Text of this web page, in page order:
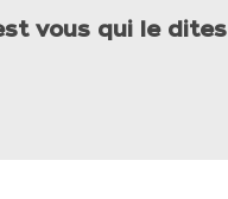
vous qui le dites